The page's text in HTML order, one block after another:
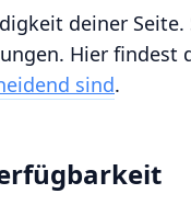
deiner
Hier findest
sind.